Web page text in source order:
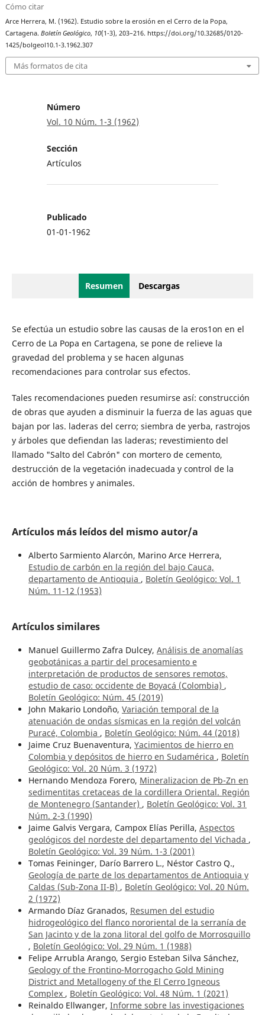
Cómo citar
Arce Herrera, M. (1962). Estudio sobre la erosión en el Cerro de la Popa,
Cartagena.Boletín Geológico, 10(1-3), 203–216. https://doi.org/10.32685/0120-
1425/bolgeol10.1-3.1962.307
Más formatos de cita
Número
Vol. 10 Núm. 1-3 (1962)
Sección
Artículos
Publicado
01-01-1962
Resumen Descargas
Se efectúa un estudio sobre las causas de la eros1on en el
Cerro de La Popa en Cartagena, se pone de relieve la
gravedad del problema y se hacen algunas
recomendaciones para controlar sus efectos.
Tales recomendaciones pueden resumirse así: construcción
de obras que ayuden a disminuir la fuerza de las aguas que
bajan por las. laderas del cerro; siembra de yerba, rastrojos
y árboles que defiendan las laderas; revestimiento del
llamado "Salto del Cabrón" con mortero de cemento,
destrucción de la vegetación inadecuada y control de la
acción de hombres y animales.
Artículos más leídos del mismo autor/a
Alberto Sarmiento Alarcón, Marino Arce Herrera,
Estudio de carbón en la región del bajo Cauca,
departamento de Antioquia , Boletín Geológico: Vol. 1
Núm. 11-12 (1953)
Artículos similares
Manuel Guillermo Zafra Dulcey, Análisis de anomalías
geobotánicas a partir del procesamiento e
interpretación de productos de sensores remotos,
estudio de caso: occidente de Boyacá (Colombia) ,
Boletín Geológico: Núm. 45 (2019)
John Makario Londoño, Variación temporal de la
atenuación de ondas sísmicas en la región del volcán
Puracé, Colombia , Boletín Geológico: Núm. 44 (2018)
Jaime Cruz Buenaventura, Yacimientos de hierro en
Colombia y depósitos de hierro en Sudamérica , Boletín
Geológico: Vol. 20 Núm. 3 (1972)
Hernando Mendoza Forero, Mineralizacion de Pb-Zn en
sedimentitas cretaceas de la cordillera Oriental. Región
de Montenegro (Santander) , Boletín Geológico: Vol. 31
Núm. 2-3 (1990)
Jaime Galvis Vergara, Campox Elías Perilla, Aspectos
geológicos del nordeste del departamento del Vichada ,
Boletín Geológico: Vol. 39 Núm. 1-3 (2001)
Tomas Feininger, Darío Barrero L., Néstor Castro Q.,
Geología de parte de los departamentos de Antioquia y
Caldas (Sub-Zona II-B) , Boletín Geológico: Vol. 20 Núm.
2 (1972)
Armando Díaz Granados, Resumen del estudio
hidrogeológico del flanco nororiental de la serranía de
San Jacinto y de la zona litoral del golfo de Morrosquillo
, Boletín Geológico: Vol. 29 Núm. 1 (1988)
Felipe Arrubla Arango, Sergio Esteban Silva Sánchez,
Geology of the Frontino-Morrogacho Gold Mining
District and Metallogeny of the El Cerro Igneous
Complex , Boletín Geológico: Vol. 48 Núm. 1 (2021)
Reinaldo Ellwanger, Informe sobre las investigaciones